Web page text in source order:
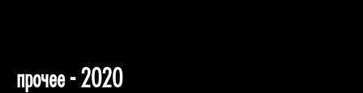
прочее - 2020